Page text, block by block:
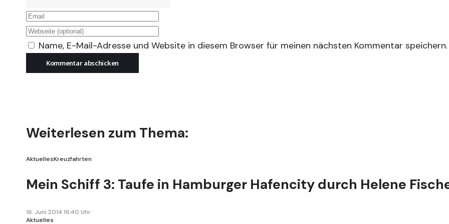
Name, E-Mail-Adresse und Website in diesem Browser für meinen nächsten Kommentar speichern.
Weiterlesen zum Thema:
AktuellesKreuzfahrten
Mein Schiff 3: Taufe in Hamburger Hafencity durch Helene
16. Juni 2014 16:40 Uhr
Aktuelles